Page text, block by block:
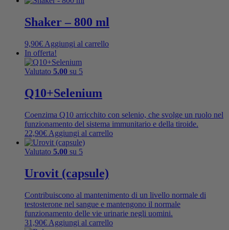
Shaker – 800 ml
9,90€ Aggiungi al carrello
In offerta!
Valutato 5.00 su 5
Q10+Selenium
Coenzima Q10 arricchito con selenio, che svolge un ruolo nel
funzionamento del sistema immunitario e della tiroide.
22,90€ Aggiungi al carrello
Valutato 5.00 su 5
Urovit (capsule)
Contribuiscono al mantenimento di un livello normale di
testosterone nel sangue e mantengono il normale
funzionamento delle vie urinarie negli uomini.
31,90€ Aggiungi al carrello